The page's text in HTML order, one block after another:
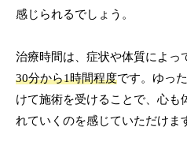
感じられるでしょう。
治療時間は、症状や体質によっ
30分から1時間程度です。ゆっ
けて施術を受けることで、心も
れていくのを感じていただけま